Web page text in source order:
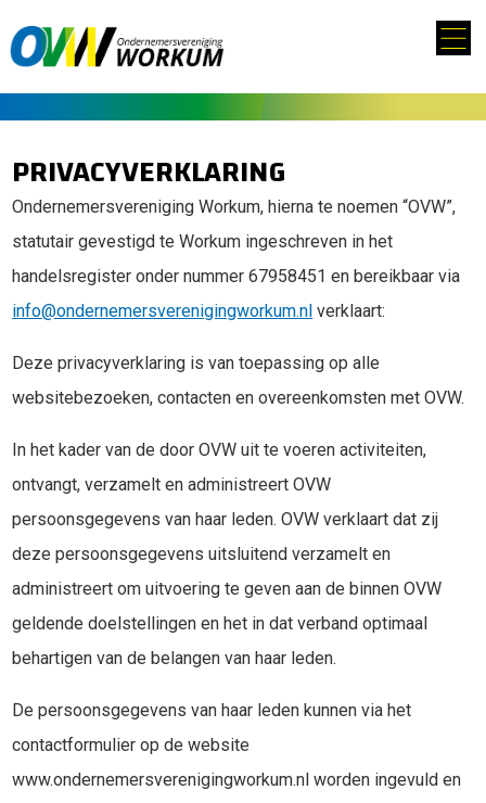
PRIVACYVERKLARING
Ondernemersvereniging Workum, hierna te noemen “OVW”,
statutair gevestigd te Workum ingeschreven in het
handelsregister onder nummer 67958451 en bereikbaar via
info@ondernemersverenigingworkum.nl verklaart:
Deze privacyverklaring is van toepassing op alle
websitebezoeken, contacten en overeenkomsten met OVW.
In het kader van de door OVW uit te voeren activiteiten,
ontvangt, verzamelt en administreert OVW
persoonsgegevens van haar leden. OVW verklaart dat zij
deze persoonsgegevens uitsluitend verzamelt en
administreert om uitvoering te geven aan de binnen OVW
geldende doelstellingen en het in dat verband optimaal
behartigen van de belangen van haar leden.
De persoonsgegevens van haar leden kunnen via het
contactformulier op de website
www.ondernemersverenigingworkum.nl worden ingevuld en